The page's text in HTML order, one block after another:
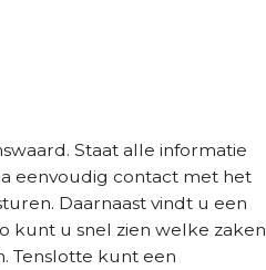
Staat alle informatie
eenvoudig contact met het
Daarnaast vindt u een
kunt u snel zien welke zaken
Tenslotte kunt een